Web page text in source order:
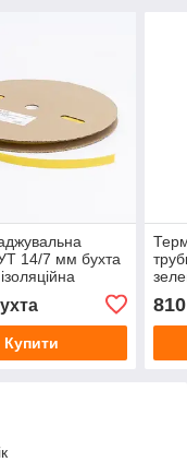
14/7 мм бухта
для проводів
Купити
та
810